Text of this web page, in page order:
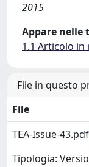
2015
Appare nelle
1.1 Articolo in
File in questo
File
TEA-Issue-43.pdf
Tipologia: